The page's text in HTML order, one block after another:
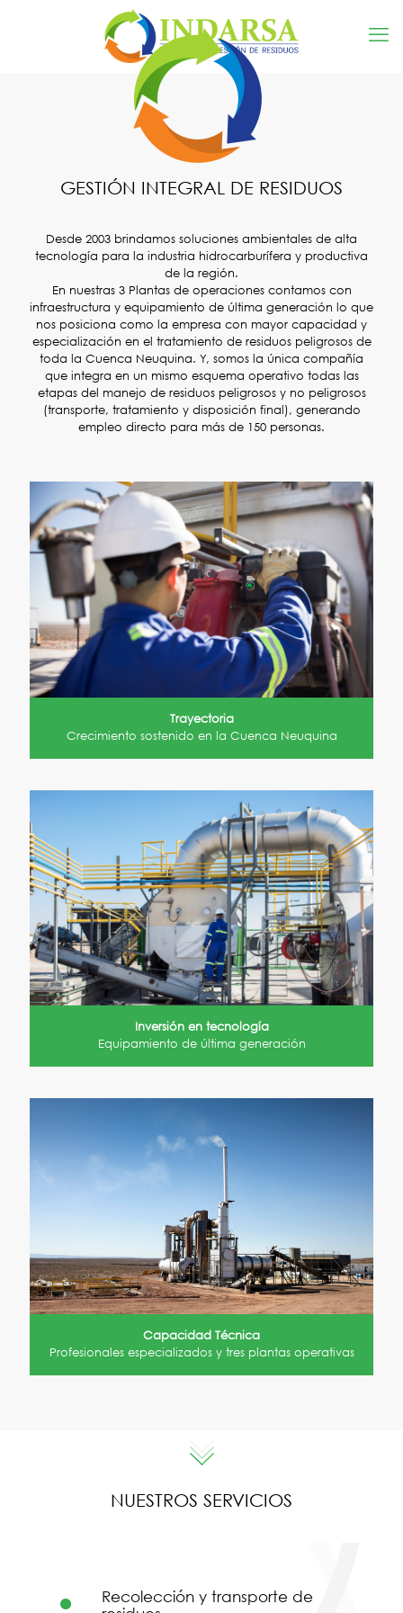
GESTIÓN INTEGRAL DE RESIDUOS
Desde 2003 brindamos soluciones ambientales de alta
tecnología para la industria hidrocarburífera y productiva
de la región.
En nuestras 3 Plantas de operaciones contamos con
infraestructura y equipamiento de última generación lo que
nos posiciona como la empresa con mayor capacidad y
especialización en el tratamiento de residuos peligrosos de
toda la Cuenca Neuquina. Y, somos la única compañía
que integra en un mismo esquema operativo todas las
etapas del manejo de residuos peligrosos y no peligrosos
(transporte, tratamiento y disposición final), generando
empleo directo para más de 150 personas.
Trayectoria
Crecimiento sostenido en la Cuenca Neuquina
Inversión en tecnología
Equipamiento de última generación
Capacidad Técnica
Profesionales especializados y tres plantas operativas
NUESTROS SERVICIOS
Recolección y transporte de